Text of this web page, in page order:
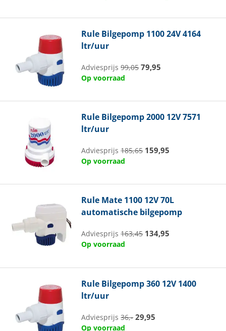
Rule Bilgepomp 1100 24V 4164
ltr/uur
Adviesprijs99,05 79,95
Op voorraad
Rule Bilgepomp 2000 12V 7571
ltr/uur
Adviesprijs185,65 159,95
Op voorraad
Rule Mate 1100 12V 70L
automatische bilgepomp
Adviesprijs163,45 134,95
Op voorraad
Rule Bilgepomp 360 12V 1400
ltr/uur
Adviesprijs36,- 29,95
Op voorraad